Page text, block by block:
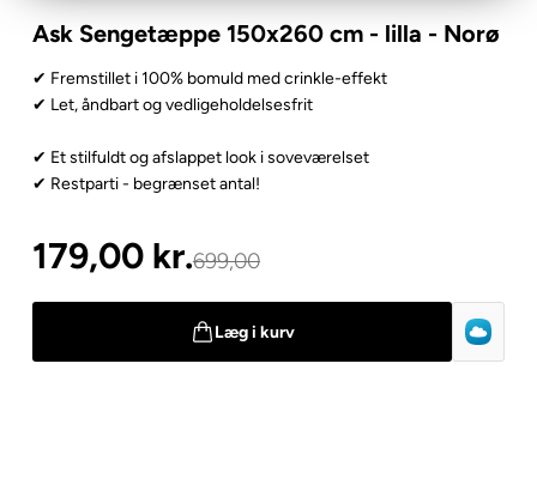
Ask Sengetæppe 150x260 cm - lilla - Norø
✔ Fremstillet i 100% bomuld med crinkle-effekt
✔ Let, åndbart og vedligeholdelsesfrit
✔ Et stilfuldt og afslappet look i soveværelset
✔ Restparti - begrænset antal!
179,00 kr.699,00
Læg i kurv